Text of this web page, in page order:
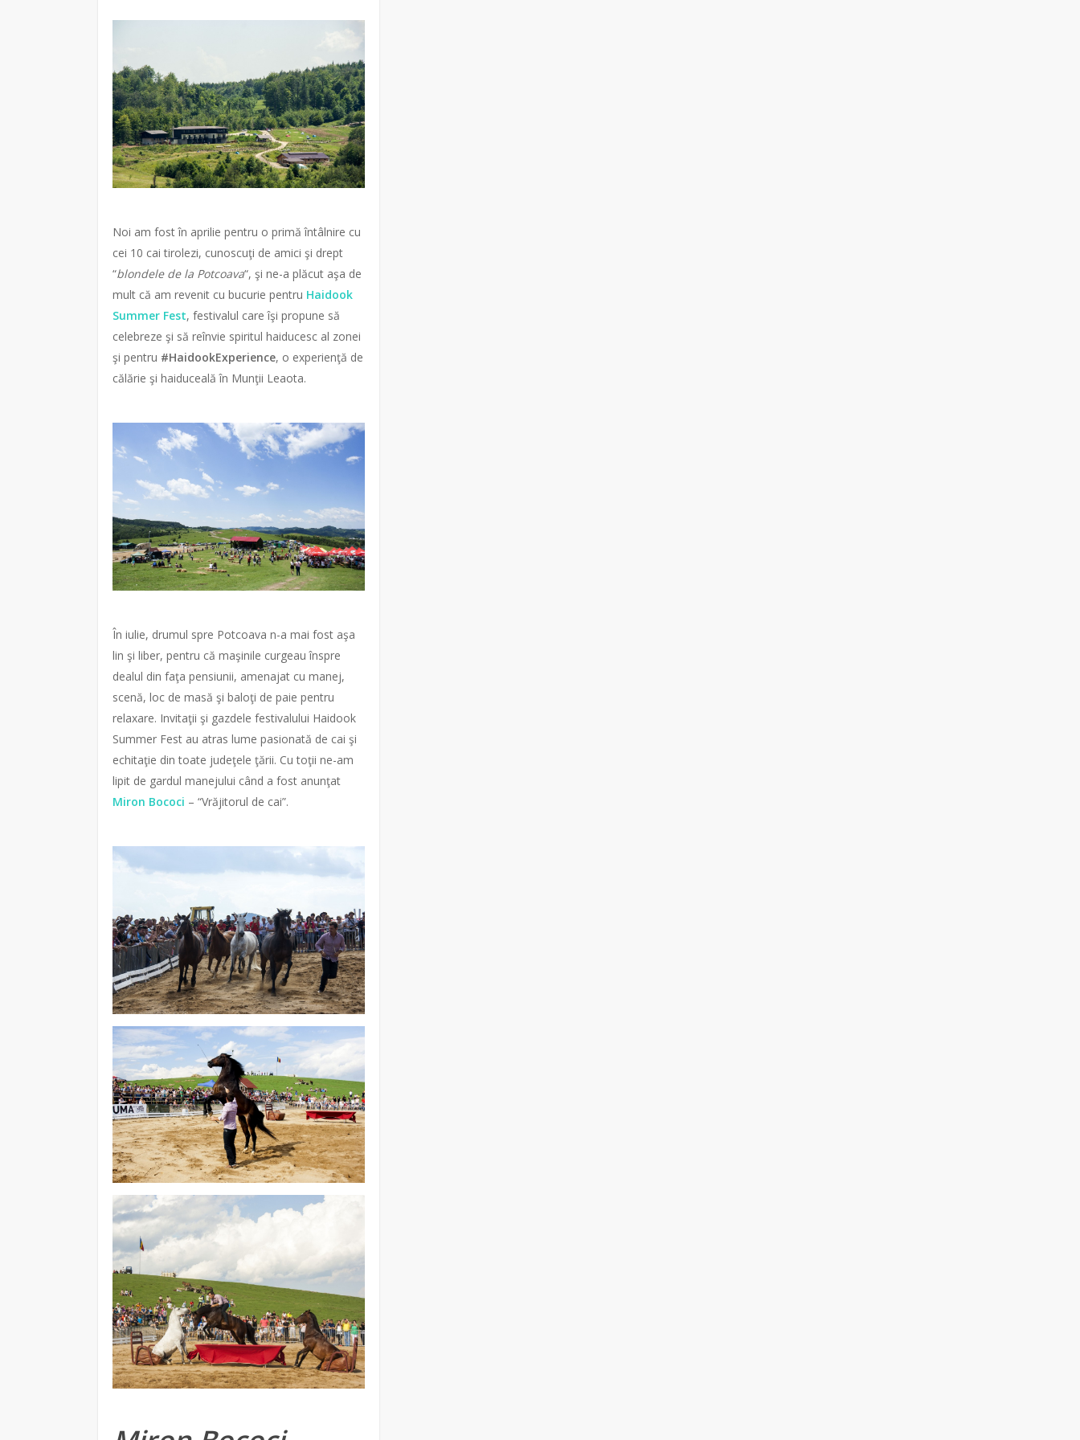
Noi am fost în aprilie pentru o primă întâlnire cu
cei 10 cai tirolezi, cunoscuţi de amici şi drept
“blondele de la Potcoava“, şi ne-a plăcut aşa de
mult că am revenit cu bucurie pentru Haidook
Summer Fest, festivalul care îşi propune să
celebreze şi să reînvie spiritul haiducesc al zonei
şi pentru #HaidookExperience, o experienţă de
călărie şi haiduceală în Munţii Leaota.
În iulie, drumul spre Potcoava n-a mai fost aşa
lin şi liber, pentru că maşinile curgeau înspre
dealul din faţa pensiunii, amenajat cu manej,
scenă, loc de masă şi baloţi de paie pentru
relaxare. Invitaţii şi gazdele festivalului Haidook
Summer Fest au atras lume pasionată de cai şi
echitaţie din toate judeţele ţării. Cu toţii ne-am
lipit de gardul manejului când a fost anunţat
Miron Bococi – “Vrăjitorul de cai”.